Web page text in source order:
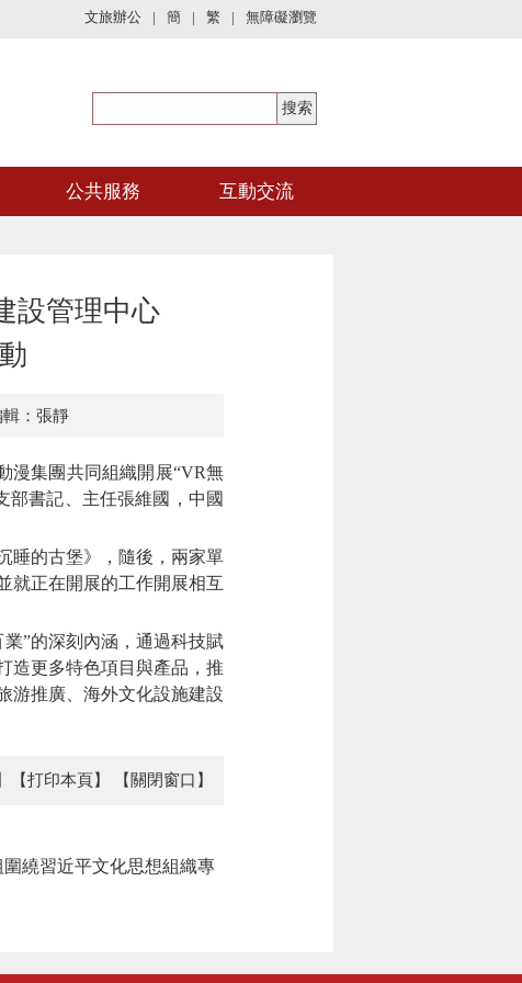
文旅辦公 | 簡 | 繁 | 無障礙瀏覽
公共服務 互動交流
設管理中心
輯：張靜
集團共同組織開展“VR無
部書記、主任張維國，中國
的古堡》，隨後，兩家單
就正在開展的工作開展相互
”的深刻內涵，通過科技賦
造更多特色項目與產品，推
游推廣、海外文化設施建設
【打印本頁】 【關閉窗口】
繞習近平文化思想組織專